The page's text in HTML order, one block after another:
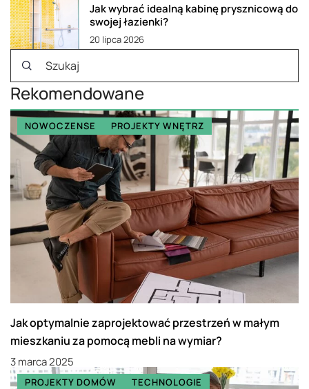
Jak wybrać idealną kabinę prysznicową do
swojej łazienki?
20 lipca 2026
Rekomendowane
NOWOCZENSE PROJEKTY WNĘTRZ
Jak optymalnie zaprojektować przestrzeń w małym
mieszkaniu za pomocą mebli na wymiar?
3 marca 2025
PROJEKTY DOMÓW TECHNOLOGIE